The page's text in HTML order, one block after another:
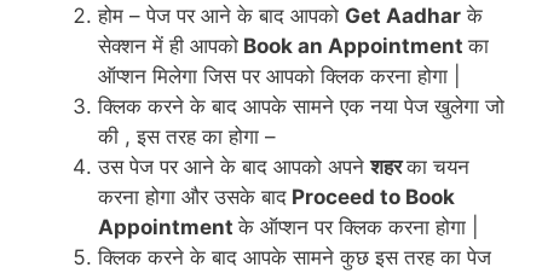
होम – पेज पर आने के बाद आपको Get Aadhar के
सेक्शन में ही आपको Book an Appointmentका
ऑप्शन मिलेगा जिस पर आपको क्लिक करना होगा |
क्लिक करने के बाद आपके सामने एक नया पेज खुलेगा जो
की , इस तरह का होगा –
उस पेज पर आने के बाद आपको अपनेशहरका चयन
करना होगा और उसके बाद Proceed to Book
Appointmentके ऑप्शन पर क्लिक करना होगा |
क्लिक करने के बाद आपके सामने कुछ इस तरह का पेज